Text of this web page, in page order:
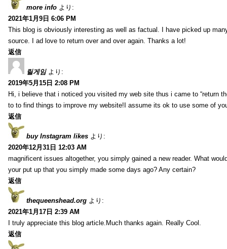
more info より:
2021年1月9日 6:06 PM
This blog is obviously interesting as well as factual. I have picked up
source. I ad love to return over and over again. Thanks a lot!
返信
릴게임 より:
2019年5月15日 2:08 PM
Hi, i believe that i noticed you visited my web site thus i came to “return
to to find things to improve my website!I assume its ok to use some of
返信
buy Instagram likes より:
2020年12月31日 12:03 AM
magnificent issues altogether, you simply gained a new reader. What
your put up that you simply made some days ago? Any certain?
返信
thequeenshead.org より:
2021年1月17日 2:39 AM
I truly appreciate this blog article.Much thanks again. Really Cool.
返信